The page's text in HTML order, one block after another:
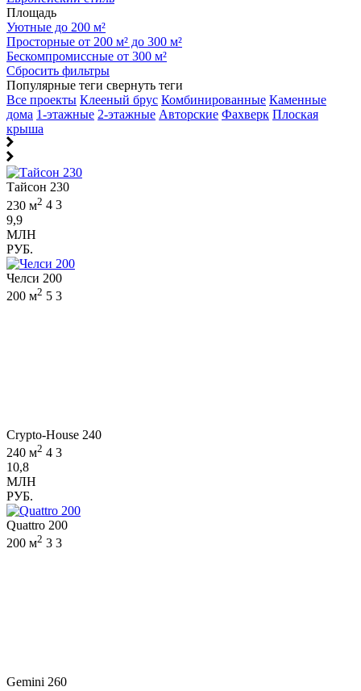
Площадь
Уютные до 200 м²
Просторные от 200 м² до 300 м²
Бескомпромиссные от 300 м²
Сбросить фильтры
Популярные теги свернуть теги
Все проекты Клееный брус Комбинированные Каменные
дома 1-этажные 2-этажные Авторские Фахверк Плоская
крыша
Тайсон 230
230 м2 4 3
9,9
МЛН
РУБ.
Челси 200
200 м2 5 3
Crypto-House 240
240 м2 4 3
10,8
МЛН
РУБ.
Quattro 200
200 м2 3 3
Gemini 260